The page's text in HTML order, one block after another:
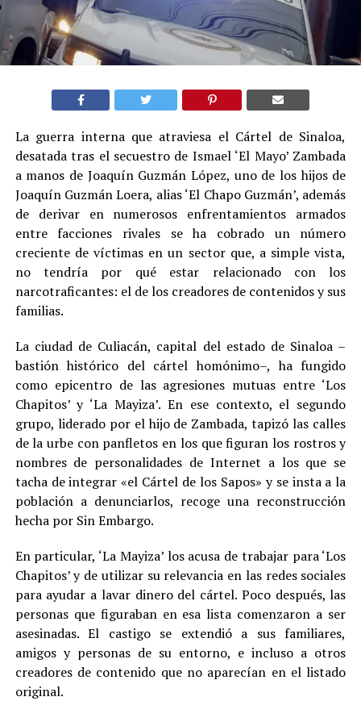
La guerra interna que atraviesa el Cártel de Sinaloa,
desatada tras el secuestro de Ismael ‘El Mayo’ Zambada
a manos de Joaquín Guzmán López, uno de los hijos de
Joaquín Guzmán Loera, alias ‘El Chapo Guzmán’, además
de derivar en numerosos enfrentamientos armados
entre facciones rivales se ha cobrado un número
creciente de víctimas en un sector que, a simple vista,
no tendría por qué estar relacionado con los
narcotraficantes: el de los creadores de contenidos y sus
familias.
La ciudad de Culiacán, capital del estado de Sinaloa –
bastión histórico del cártel homónimo–, ha fungido
como epicentro de las agresiones mutuas entre ‘Los
Chapitos’ y ‘La Mayiza’. En ese contexto, el segundo
grupo, liderado por el hijo de Zambada, tapizó las calles
de la urbe con panfletos en los que figuran los rostros y
nombres de personalidades de Internet a los que se
tacha de integrar «el Cártel de los Sapos» y se insta a la
población a denunciarlos, recoge una reconstrucción
hecha por Sin Embargo.
En particular, ‘La Mayiza’ los acusa de trabajar para ‘Los
Chapitos’ y de utilizar su relevancia en las redes sociales
para ayudar a lavar dinero del cártel. Poco después, las
personas que figuraban en esa lista comenzaron a ser
asesinadas. El castigo se extendió a sus familiares,
amigos y personas de su entorno, e incluso a otros
creadores de contenido que no aparecían en el listado
original.